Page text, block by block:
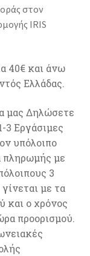
στον
IRIS
40€ και άνω
Ελλάδας.
μας Δηλώσετε
3 Εργάσιμες
υπόλοιπο
πληρωμής με
3
με τα
και ο χρόνος
προορισμού.